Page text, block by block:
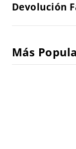
Devolución
Más